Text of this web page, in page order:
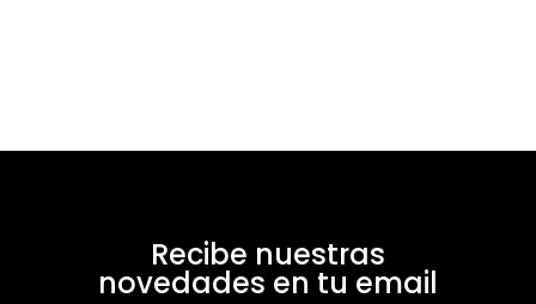
Recibe nuestras
novedades en tu email